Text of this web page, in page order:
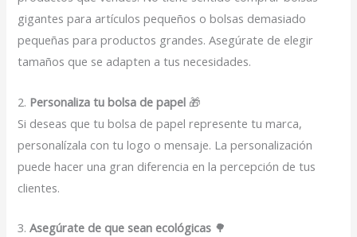
gigantes para artículos pequeños o bolsas demasiado
pequeñas para productos grandes. Asegúrate de elegir
tamaños que se adapten a tus necesidades.
2. Personaliza tu bolsa de papel 🎁
Si deseas que tu bolsa de papel represente tu marca,
personalízala con tu logo o mensaje. La personalización
puede hacer una gran diferencia en la percepción de tus
clientes.
3.Asegúrate de que sean ecológicas 🌳